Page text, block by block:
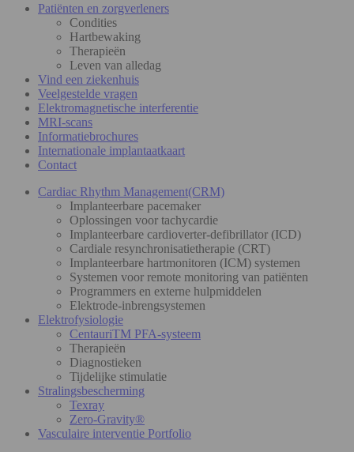
Patiënten en zorgverleners
Condities
Hartbewaking
Therapieën
Leven van alledag
Vind een ziekenhuis
Veelgestelde vragen
Elektromagnetische interferentie
MRI-scans
Informatiebrochures
Internationale implantaatkaart
Contact
Cardiac Rhythm Management(CRM)
Implanteerbare pacemaker
Oplossingen voor tachycardie
Implanteerbare cardioverter-defibrillator (ICD)
Cardiale resynchronisatietherapie (CRT)
Implanteerbare hartmonitoren (ICM) systemen
Systemen voor remote monitoring van patiënten
Programmers en externe hulpmiddelen
Elektrode-inbrengsystemen
Elektrofysiologie
CentauriTM PFA-systeem
Therapieën
Diagnostieken
Tijdelijke stimulatie
Stralingsbescherming
Texray
Zero-Gravity®
Vasculaire interventie Portfolio